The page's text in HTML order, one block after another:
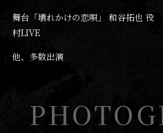
舞台「壊れかけの恋唄」 和谷拓也 役
村LIVE
他、多数出演